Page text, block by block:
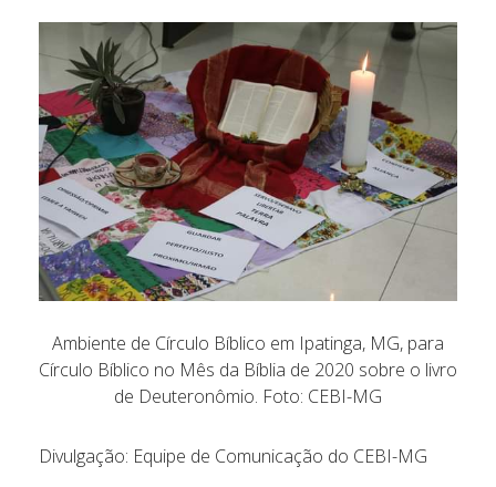
Ambiente de Círculo Bíblico em Ipatinga, MG, para
Círculo Bíblico no Mês da Bíblia de 2020 sobre o livro
de Deuteronômio. Foto: CEBI-MG
Divulgação: Equipe de Comunicação do CEBI-MG